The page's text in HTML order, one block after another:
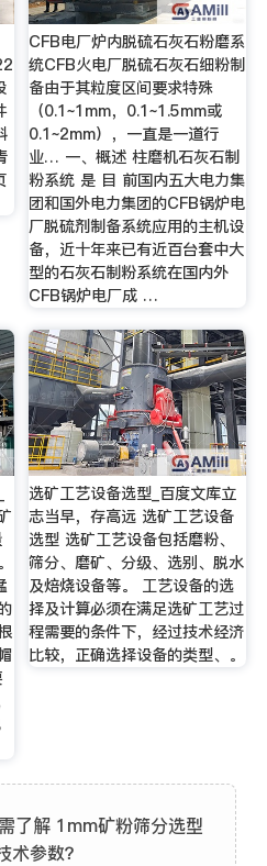
CFB电厂炉内脱硫石灰石粉磨系
统CFB火电厂脱硫石灰石细粉制
备由于其粒度区间要求特殊
（0.1~1mm，0.1~1.5mm或
0.1~2mm），一直是一道行
业… 一、概述 柱磨机石灰石制
粉系统 是 目 前国内五大电力集
团和国外电力集团的CFB锅炉电
厂脱硫剂制备系统应用的主机设
备，近十年来已有近百台套中大
型的石灰石制粉系统在国内外
CFB锅炉电厂成 …
选矿工艺设备选型_百度文库立
志当早，存高远 选矿工艺设备
选型 选矿工艺设备包括磨粉、
筛分、磨矿、分级、选别、脱水
及焙烧设备等。 工艺设备的选
择及计算必须在满足选矿工艺过
程需要的条件下，经过技术经济
比较，正确选择设备的类型、。
了解 1mm矿粉筛分选型
术参数？